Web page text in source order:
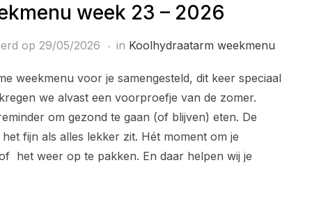
week 23 – 2026
op 29/05/2026 in Koolhydraatarm weekmenu
weekmenu voor je samengesteld, dit keer speciaal
we alvast een voorproefje van de zomer.
om gezond te gaan (of blijven) eten. De
fijn als alles lekker zit. Hét moment om je
het weer op te pakken. En daar helpen wij je